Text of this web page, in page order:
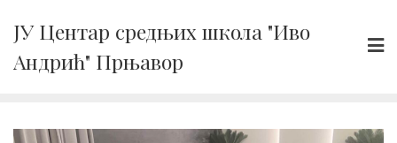
content
ЈУ Центар средњих школа "Иво
Андрић" Прњавор